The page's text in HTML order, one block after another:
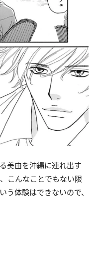
美由を沖縄に連れ出す
こんなことでもない限
う体験はできないので、